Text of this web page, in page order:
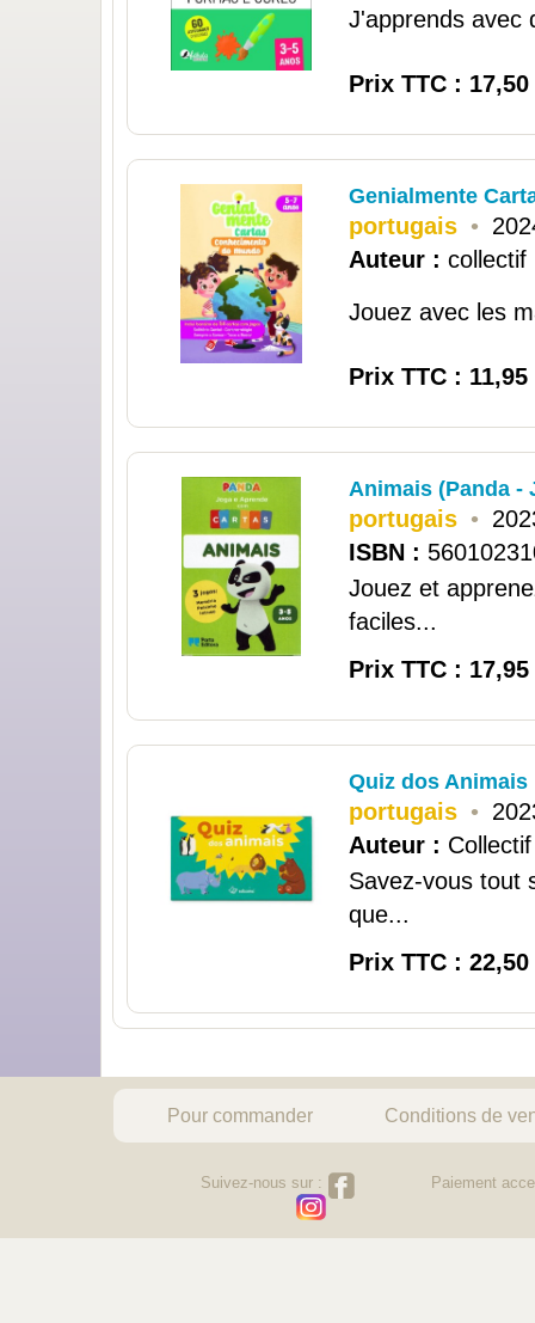
J'apprends avec
Prix TTC : 17,50
Genialmente
portugais •
Auteur : collectif
Jouez avec les
Prix TTC : 11,95
Animais (Panda -
portugais •
ISBN :
Jouez et
faciles...
Prix TTC : 17,95
Quiz dos Animais
portugais •
Auteur : Collectif
Savez-vous tout
que...
Prix TTC : 22,50
Pour commander Conditions de
Suivez-nous sur : Paiement